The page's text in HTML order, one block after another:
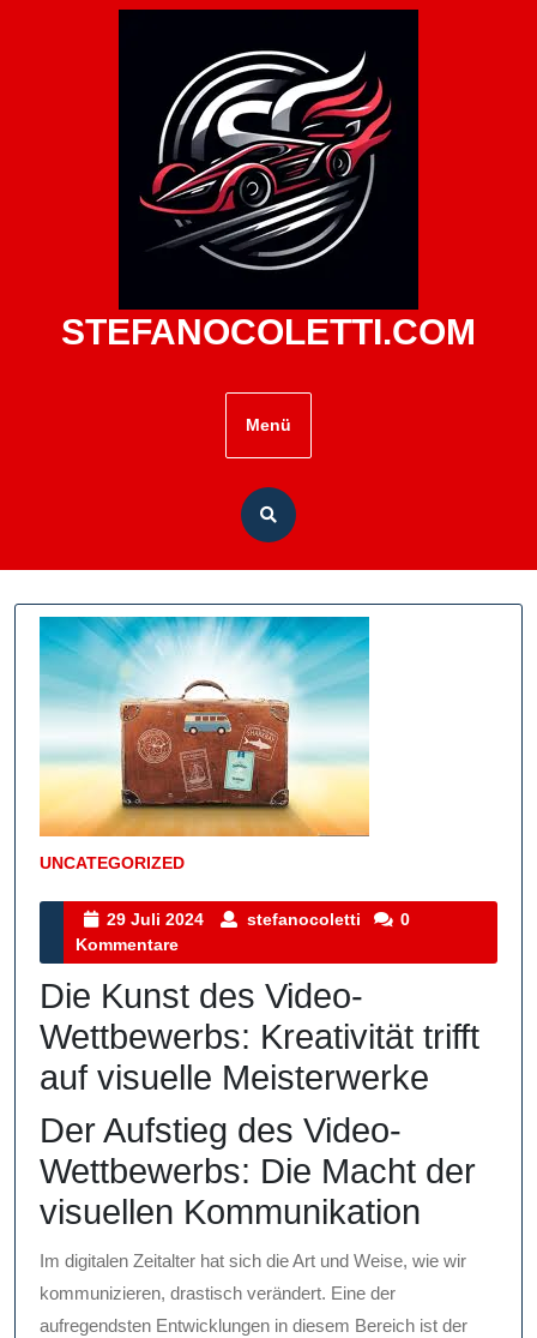
STEFANOCOLETTI.COM
Menü
UNCATEGORIZED
Kategorie
29 Juli 2024
29
2024
stefanocoletti stefanocoletti
0
Kommentare
Die Kunst des Video-
Wettbewerbs: Kreativität trifft
auf visuelle Meisterwerke
Der Aufstieg des Video-
Wettbewerbs: Die Macht der
visuellen Kommunikation
Im digitalen Zeitalter hat sich die Art und Weise, wie wir
kommunizieren, drastisch verändert. Eine der
aufregendsten Entwicklungen in diesem Bereich ist der